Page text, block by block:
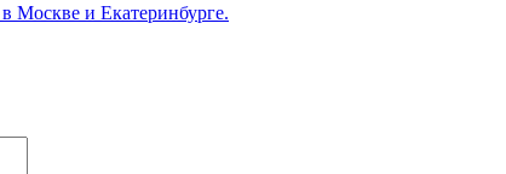
Москве и Екатеринбурге.